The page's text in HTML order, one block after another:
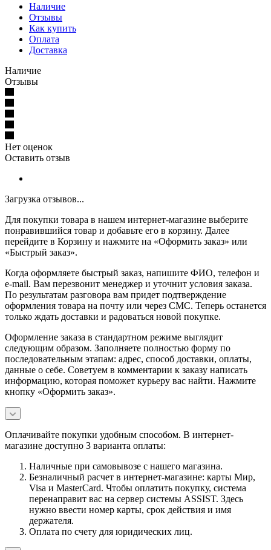
Наличие
Отзывы
Как купить
Оплата
Доставка
Наличие
Отзывы
Нет оценок
Оставить отзыв
Загрузка отзывов...
Для покупки товара в нашем интернет-магазине выберите
понравившийся товар и добавьте его в корзину. Далее
перейдите в Корзину и нажмите на «Оформить заказ» или
«Быстрый заказ».
Когда оформляете быстрый заказ, напишите ФИО, телефон и
e-mail. Вам перезвонит менеджер и уточнит условия заказа.
По результатам разговора вам придет подтверждение
оформления товара на почту или через СМС. Теперь останется
только ждать доставки и радоваться новой покупке.
Оформление заказа в стандартном режиме выглядит
следующим образом. Заполняете полностью форму по
последовательным этапам: адрес, способ доставки, оплаты,
данные о себе. Советуем в комментарии к заказу написать
информацию, которая поможет курьеру вас найти. Нажмите
кнопку «Оформить заказ».
Оплачивайте покупки удобным способом. В интернет-
магазине доступно 3 варианта оплаты:
Наличные при самовывозе с нашего магазина.
Безналичный расчет в интернет-магазине: карты Мир,
Visa и MasterCard. Чтобы оплатить покупку, система
перенаправит вас на сервер системы ASSIST. Здесь
нужно ввести номер карты, срок действия и имя
держателя.
Оплата по счету для юридических лиц.